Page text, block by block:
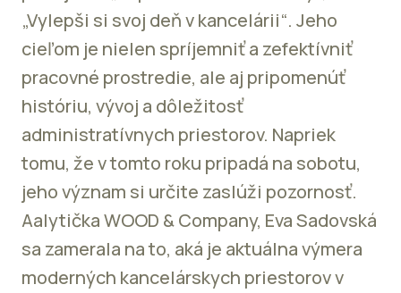
„Vylepši si svoj deň v kancelárii“. Jeho
cieľom je nielen spríjemniť a zefektívniť
pracovné prostredie, ale aj pripomenúť
históriu, vývoj a dôležitosť
administratívnych priestorov. Napriek
tomu, že v tomto roku pripadá na sobotu,
jeho význam si určite zaslúži pozornosť.
Aalytička WOOD & Company, Eva Sadovská
sa zamerala na to, aká je aktuálna výmera
moderných kancelárskych priestorov v